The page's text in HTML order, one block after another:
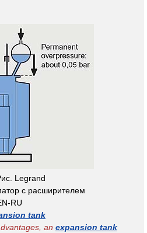
Legrand
с расширителем
RU
tank
an expansion tank